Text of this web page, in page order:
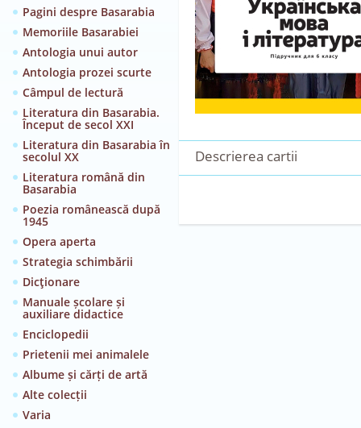
Pagini despre Basarabia
Memoriile Basarabiei
Antologia unui autor
Antologia prozei scurte
Câmpul de lectură
Literatura din Basarabia.
Început de secol XXI
Literatura din Basarabia în
secolul XX
Literatura română din
Basarabia
Poezia românească după
1945
Opera aperta
Strategia schimbării
Dicţionare
Manuale școlare și
auxiliare didactice
Enciclopedii
Prietenii mei animalele
Albume și cărți de artă
Alte colecții
Varia
Descrierea cartii